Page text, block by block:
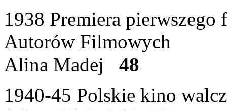
1938 Premiera
Autorów Filmowych
Alina Madej 48
1940-45 Polskie kino